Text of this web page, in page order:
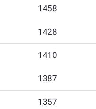
1458
1428
1410
1387
1357